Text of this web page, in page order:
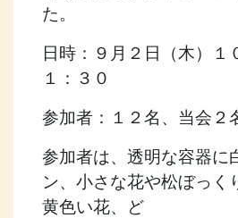
た。
日時：９月２日（木）１
１：３０
参加者：１２名、当会２
参加者は、透明な容器に
ン、小さな花や松ぼっく
黄色い花、ど